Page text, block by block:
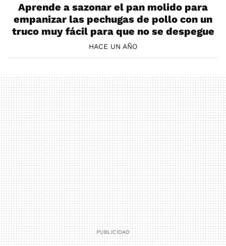
Aprende a sazonar el pan molido para
empanizar las pechugas de pollo con un
truco muy fácil para que no se despegue
HACE UN AÑO